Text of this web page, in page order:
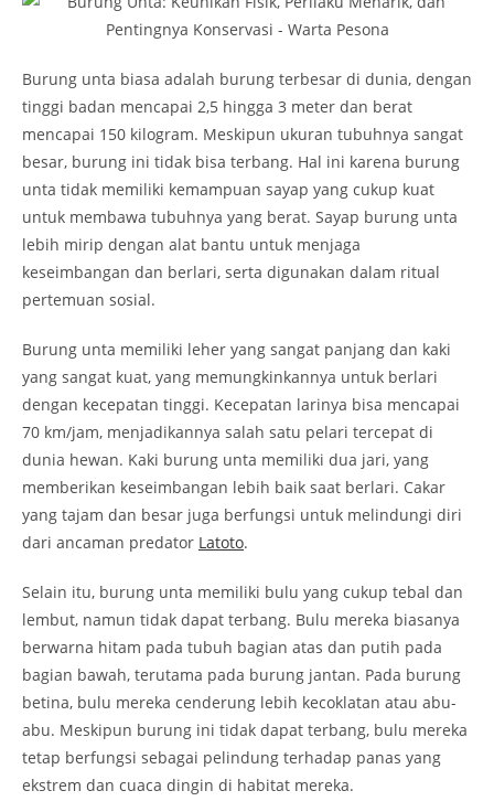
Burung unta biasa adalah burung terbesar di dunia, dengan
tinggi badan mencapai 2,5 hingga 3 meter dan berat
mencapai 150 kilogram. Meskipun ukuran tubuhnya sangat
besar, burung ini tidak bisa terbang. Hal ini karena burung
unta tidak memiliki kemampuan sayap yang cukup kuat
untuk membawa tubuhnya yang berat. Sayap burung unta
lebih mirip dengan alat bantu untuk menjaga
keseimbangan dan berlari, serta digunakan dalam ritual
pertemuan sosial.
Burung unta memiliki leher yang sangat panjang dan kaki
yang sangat kuat, yang memungkinkannya untuk berlari
dengan kecepatan tinggi. Kecepatan larinya bisa mencapai
70 km/jam, menjadikannya salah satu pelari tercepat di
dunia hewan. Kaki burung unta memiliki dua jari, yang
memberikan keseimbangan lebih baik saat berlari. Cakar
yang tajam dan besar juga berfungsi untuk melindungi diri
dari ancaman predator Latoto.
Selain itu, burung unta memiliki bulu yang cukup tebal dan
lembut, namun tidak dapat terbang. Bulu mereka biasanya
berwarna hitam pada tubuh bagian atas dan putih pada
bagian bawah, terutama pada burung jantan. Pada burung
betina, bulu mereka cenderung lebih kecoklatan atau abu-
abu. Meskipun burung ini tidak dapat terbang, bulu mereka
tetap berfungsi sebagai pelindung terhadap panas yang
ekstrem dan cuaca dingin di habitat mereka.